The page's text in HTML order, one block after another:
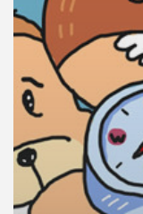
บทความ
ข่าว
และ
กิจกรรม